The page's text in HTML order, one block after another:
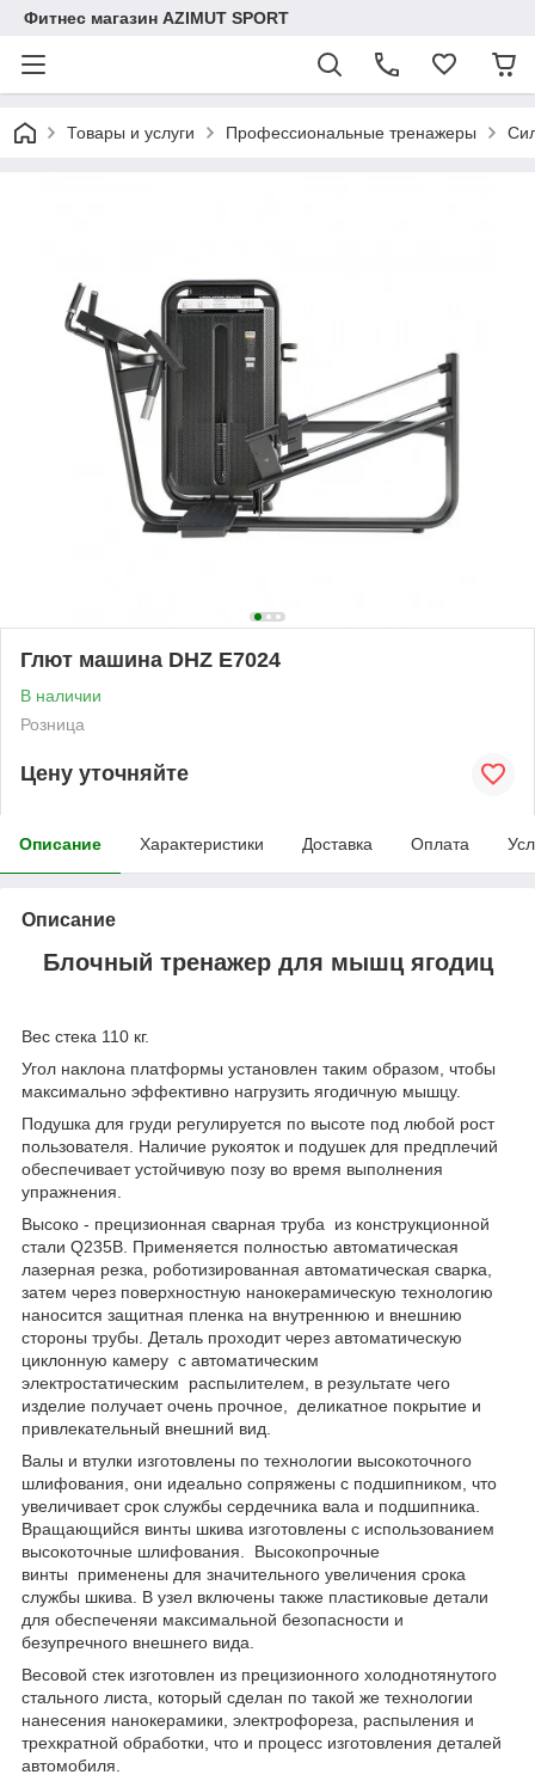
Фитнес магазин AZIMUT SPORT
Товары и услуги Профессиональные тренажеры
Глют машина DHZ E7024
В наличии
Розница
Цену уточняйте
Описание Характеристики Доставка Оплата
Описание
Блочный тренажер для мышц ягодиц
Вес стека 110 кг.
Угол наклона платформы установлен таким образом, чтобы
максимально эффективно нагрузить ягодичную мышцу.
Подушка для груди регулируется по высоте под любой рост
пользователя. Наличие рукояток и подушек для предплечий
обеспечивает устойчивую позу во время выполнения
упражнения.
Высоко - прецизионная сварная труба из конструкционной
стали Q235B. Применяется полностью автоматическая
лазерная резка, роботизированная автоматическая сварка,
затем через поверхностную нанокерамическую технологию
наносится защитная пленка на внутреннюю и внешнию
стороны трубы. Деталь проходит через автоматическую
циклонную камеру с автоматическим
электростатическим распылителем, в результате чего
изделие получает очень прочное, деликатное покрытие и
привлекательный внешний вид.
Валы и втулки изготовлены по технологии высокоточного
шлифования, они идеально сопряжены с подшипником, что
увеличивает срок службы сердечника вала и подшипника.
Вращающийся винты шкива изготовлены с использованием
высокоточные шлифования. Высокопрочные
винты применены для значительного увеличения срока
службы шкива. В узел включены также пластиковые детали
для обеспеченяи максимальной безопасности и
безупречного внешнего вида.
Весовой стек изготовлен из прецизионного холоднотянутого
стального листа, который сделан по такой же технологии
нанесения нанокерамики, электрофореза, распыления и
трехкратной обработки, что и процесс изготовления деталей
автомобиля.